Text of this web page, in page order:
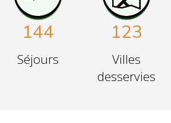
144
Séjours
123
Villes
desservies